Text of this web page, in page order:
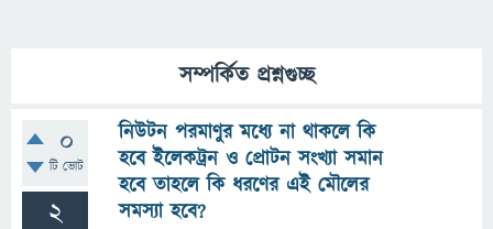
সম্পর্কিত প্রশ্নগুচ্ছ
0
টি ভোট
2
নিউটন পরমাণুর মধ্যে না থাকলে কি
হবে ইলেকট্রন ও প্রোটন সংখ্যা সমান
হবে তাহলে কি ধরণের এই মৌলের
সমস্যা হবে?